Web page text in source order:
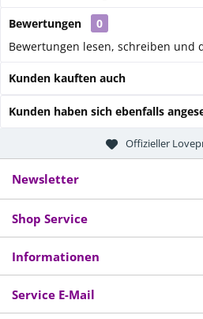
Bewertungen
0
Bewertungen lesen, schreiben und
Kunden kauften auch
Kunden haben sich ebenfalls
Offizieller
Newsletter
Shop Service
Informationen
Service E-Mail